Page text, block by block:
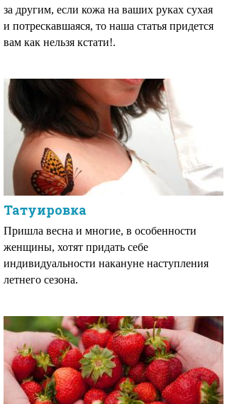
за другим, если кожа на ваших руках сухая
и потрескавшаяся, то наша статья придется
вам как нельзя кстати!.
Татуировка
Пришла весна и многие, в особенности
женщины, хотят придать себе
индивидуальности накануне наступления
летнего сезона.